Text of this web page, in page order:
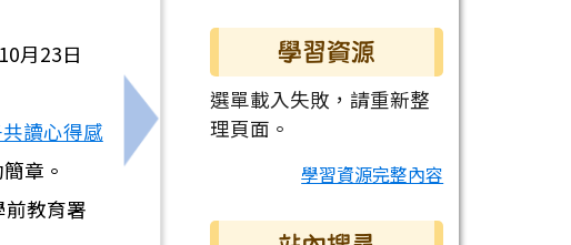
般智能資優教育教學成果聯合發表」訊息，請學生們踴躍參
月23日
讀心得感
章。
教育署
下一筆：轉知臺南市政府社會局「2026年臺南
學習資源
選單載入失敗，請重新整
理頁面。
學習資源完整內容